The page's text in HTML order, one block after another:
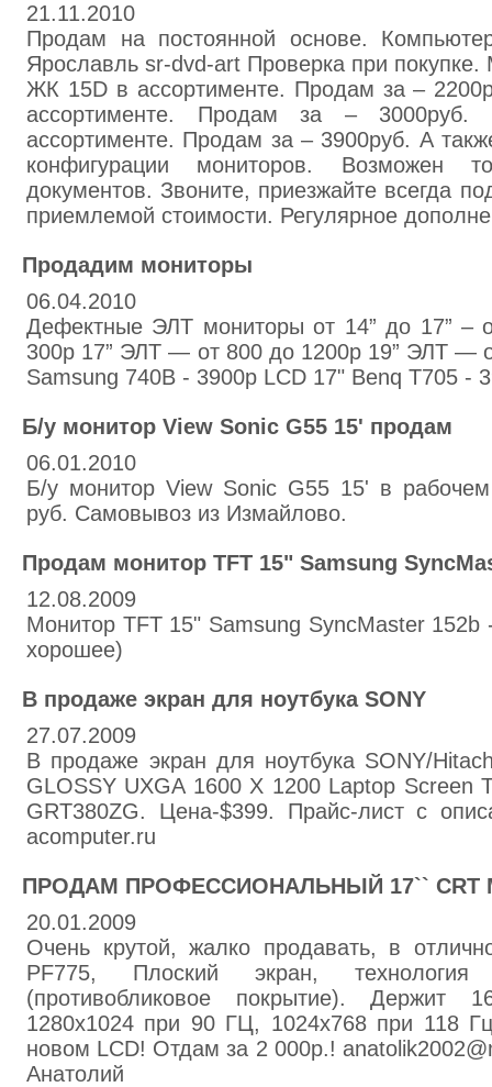
21.11.2010
Продам на постоянной основе.
Ярославль sr-dvd-art Проверка при
ЖК 15D в ассортименте. Продам за –
ассортименте. Продам за –
ассортименте. Продам за – 3900руб. А
конфигурации мониторов. Возможен
документов. Звоните, приезжайте всегда
приемлемой стоимости. Регулярное
Продадим мониторы
06.04.2010
Дефектные ЭЛТ мониторы от 14” до 17”
300р 17” ЭЛТ — от 800 до 1200р 19” ЭЛТ —
Samsung 740B - 3900р LCD 17" Benq T705 -
Б/у монитор View Sonic G55 15' продам
06.01.2010
Б/у монитор View Sonic G55 15' в
руб. Самовывоз из Измайлово.
Продам монитор TFT 15" Samsung
12.08.2009
Монитор TFT 15" Samsung SyncMaster 152b
хорошее)
В продаже экран для ноутбука SONY
27.07.2009
В продаже экран для ноутбука SONY/
GLOSSY UXGA 1600 X 1200 Laptop Screen
GRT380ZG. Цена-$399. Прайс-лист с
acomputer.ru
ПРОДАМ ПРОФЕССИОНАЛЬНЫЙ 17`` CRT
20.01.2009
Очень крутой, жалко продавать, в
PF775, Плоский экран,
(противобликовое покрытие).
1280x1024 при 90 ГЦ, 1024x768 при 118
новом LCD! Отдам за 2 000р.!
Анатолий